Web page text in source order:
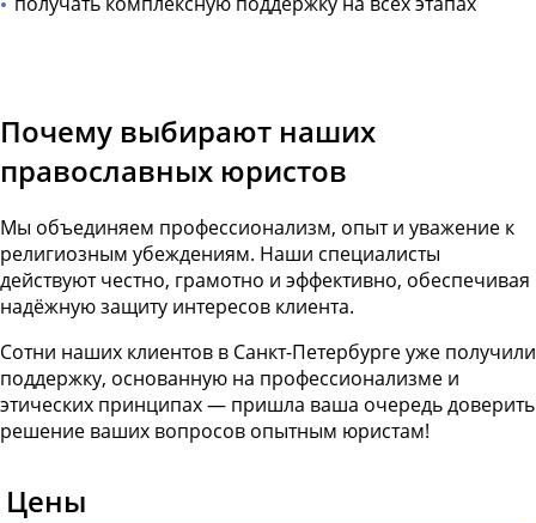
Почему выбирают наших
православных юристов
Мы объединяем профессионализм, опыт и уважение к
религиозным убеждениям. Наши специалисты
действуют честно, грамотно и эффективно, обеспечивая
надёжную защиту интересов клиента.
Сотни наших клиентов в Санкт-Петербурге уже получили
поддержку, основанную на профессионализме и
этических принципах — пришла ваша очередь доверить
решение ваших вопросов опытным юристам!
Цены